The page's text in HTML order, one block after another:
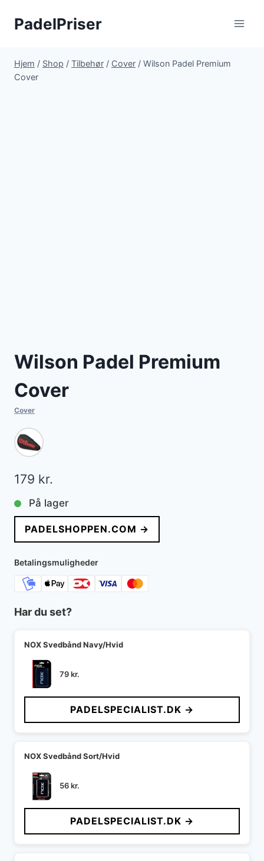
PadelPriser
Hjem / Shop / Tilbehør / Cover / Wilson Padel Premium
Cover
Wilson Padel Premium
Cover
Cover
179 kr.
På lager
PADELSHOPPEN.COM →
Betalingsmuligheder
Har du set?
NOX Svedbånd Navy/Hvid
79kr.
PADELSPECIALIST.DK →
NOX Svedbånd Sort/Hvid
56kr.
PADELSPECIALIST.DK →